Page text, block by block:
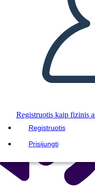
Registruotis kaip fizinis
Registruotis
Prisijungti
SKAITYK MAN